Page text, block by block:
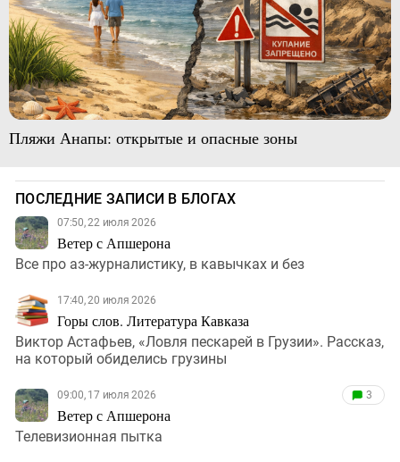
Пляжи Анапы: открытые и опасные зоны
ПОСЛЕДНИЕ ЗАПИСИ В БЛОГАХ
07:50, 22 июля 2026
Ветер с Апшерона
Все про аз-журналистику, в кавычках и без
17:40, 20 июля 2026
Горы слов. Литература Кавказа
Виктор Астафьев, «Ловля пескарей в Грузии». Рассказ,
на который обиделись грузины
09:00, 17 июля 2026
Ветер с Апшерона
3
Телевизионная пытка